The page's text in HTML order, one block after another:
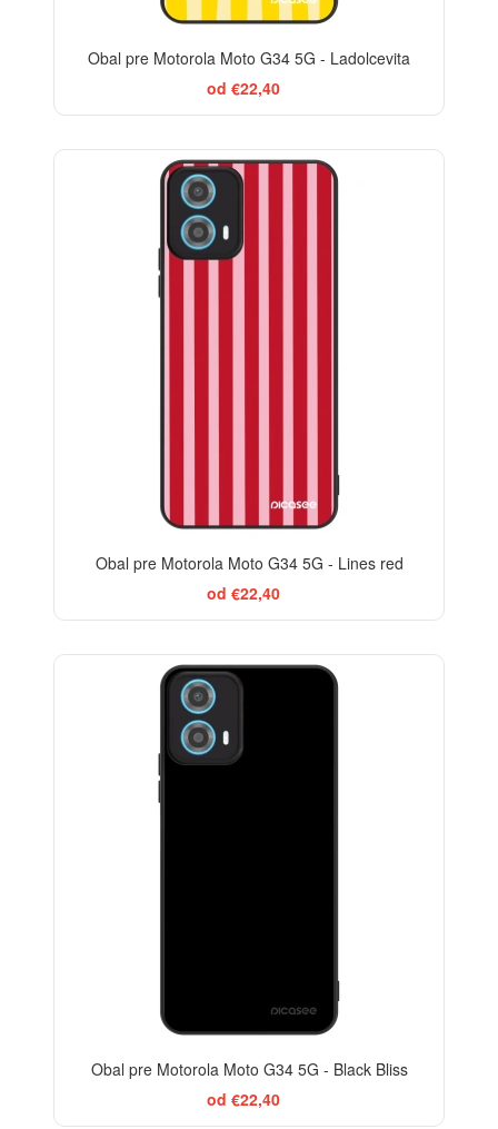
Obal pre Motorola Moto G34 5G - Ladolcevita
od €22,40
Obal pre Motorola Moto G34 5G - Lines red
od €22,40
Obal pre Motorola Moto G34 5G - Black Bliss
od €22,40